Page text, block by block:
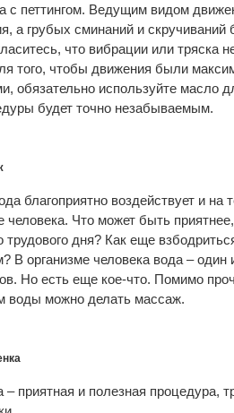
с петтингом. Ведущим видом
а грубых сминаний и скручиваний
что вибрации или тряска
того, чтобы движения были
обязательно используйте масло
будет точно незабываемым.
благоприятно воздействует и на
человека. Что может быть
трудового дня? Как еще
В организме человека вода – один
Но есть еще кое-что. Помимо
воды можно делать массаж.
– приятная и полезная процедура,